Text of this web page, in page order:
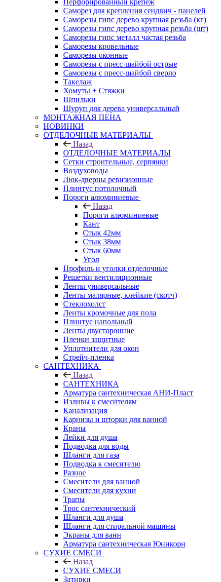
Перфорированный крепеж
Саморез для крепления сендвич - панелей
Саморезы гипс дерево крупная резьба (кг)
Саморезы гипс дерево крупная резьба (шт)
Саморезы гипс металл частая резьба
Саморезы кровельные
Саморезы оконные
Саморезы с пресс-шайбой острые
Саморезы с пресс-шайбой сверло
Такелаж
Хомуты + Стяжки
Шпильки
Шуруп для дерева универсальный
МОНТАЖНАЯ ПЕНА
НОВИНКИ
ОТДЕЛОЧНЫЕ МАТЕРИАЛЫ
Назад
ОТДЕЛОЧНЫЕ МАТЕРИАЛЫ
Сетки строительные, серпянки
Воздуховоды
Люк-дверцы ревизионные
Плинтус потолочный
Пороги алюминиевые
Назад
Пороги алюминиевые
Кант
Стык 42мм
Стык 38мм
Стык 60мм
Угол
Профиль и уголки отделочные
Решетки вентиляционные
Ленты универсальные
Ленты малярные, клейкие (скотч)
Стеклохолст
Ленты кромочные для пола
Плинтус напольный
Ленты двусторонние
Пленки защитные
Уплотнители для окон
Стрейч-пленка
САНТЕХНИКА
Назад
САНТЕХНИКА
Арматура сантехническая АНИ-Пласт
Изливы к смесителям
Канализация
Карнизы и шторки для ванной
Краны
Лейки для душа
Подводка для воды
Шланги для газа
Подводка к смесителю
Разное
Смесители для ванной
Смесители для кухни
Трапы
Трос сантехнический
Шланги для душа
Шланги для стиральной машины
Экраны для ванн
Арматура сантехническая Юникорн
СУХИЕ СМЕСИ
Назад
СУХИЕ СМЕСИ
Затирки